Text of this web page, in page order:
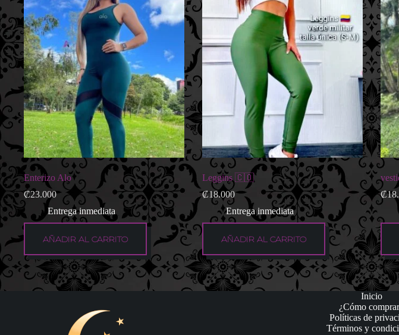
Enterizo Alo
₡23.000
Entrega inmediata
AÑADIR AL CARRITO
Leggins 🇨🇴
₡18.000
Entrega inmediata
AÑADIR AL CARRITO
₡
Inicio
¿Cómo
Políticas de
Términos y